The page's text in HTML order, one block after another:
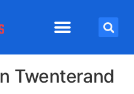
Twenterand